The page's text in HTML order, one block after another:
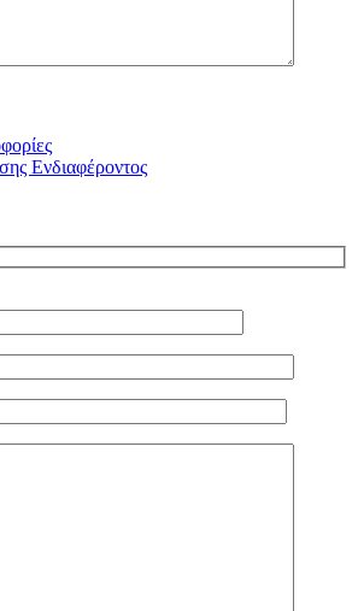
Ενδιαφέροντος